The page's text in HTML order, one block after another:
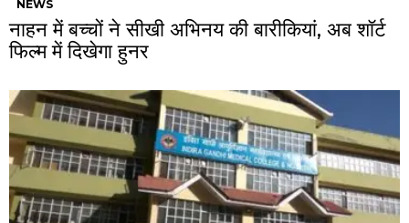
NEWS
नाहन में बच्चों ने सीखी अभिनय की बारीकियां, अब शॉर्ट
फिल्म में दिखेगा हुनर